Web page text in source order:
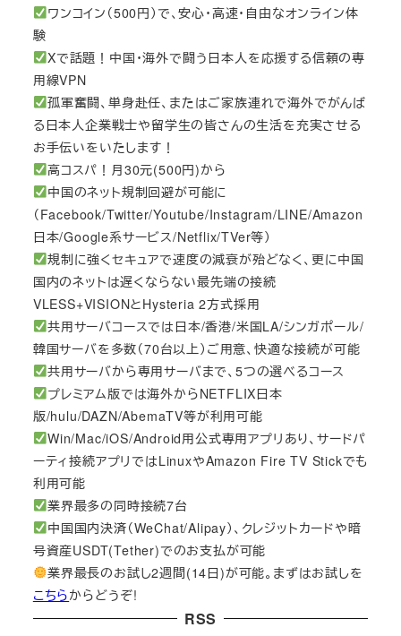
ワンコイン（500円）で、安心・高速・自由なオンライン体
験
Xで話題！中国・海外で闘う日本人を応援する信頼の専
用線VPN
孤軍奮闘、単身赴任、またはご家族連れで海外でがんば
る日本人企業戦士や留学生の皆さんの生活を充実させる
お手伝いをいたします！
高コスパ！月30元(500円)から
中国のネット規制回避が可能に
（Facebook/Twitter/Youtube/Instagram/LINE/Amazon
日本/Google系サービス/Netflix/TVer等）
規制に強くセキュアで速度の減衰が殆どなく、更に中国
国内のネットは遅くならない最先端の接続
VLESS+VISIONとHysteria 2方式採用
共用サーバコースでは日本/香港/米国LA/シンガポール/
韓国サーバを多数（70台以上）ご用意、快適な接続が可能
共用サーバから専用サーバまで、5つの選べるコース
プレミアム版では海外からNETFLIX日本
版/hulu/DAZN/AbemaTV等が利用可能
Win/Mac/iOS/Android用公式専用アプリあり、サードパ
ーティ接続アプリではLinuxやAmazon Fire TV Stickでも
利用可能
業界最多の同時接続7台
中国国内決済（WeChat/Alipay）、クレジットカードや暗
号資産USDT(Tether)でのお支払が可能
業界最長のお試し2週間(14日)が可能。まずはお試しを
こちらからどうぞ!
RSS